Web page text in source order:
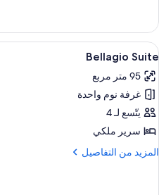
Spa
Premier
King
استعراض
جميع
صور
Bellagio
Suite
4
Bellagio Suite
95 متر مربع
غرفة نوم واحدة
يتّسع لـ 4
سرير ملكي
المزيد من التفاصيل
المزيد